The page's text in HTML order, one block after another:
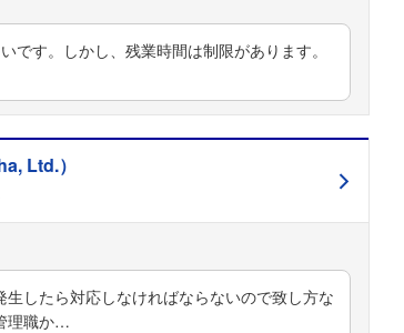
です。しかし、残業時間は制限があります。
Ltd.）
したら対応しなければならないので致し方な
理職か…